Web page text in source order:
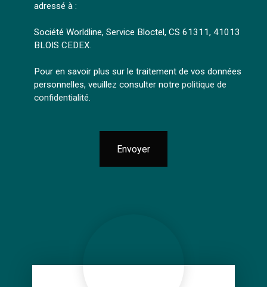
adressé à :
Société Worldline, Service Bloctel, CS 61311, 41013
BLOIS CEDEX.
Pour en savoir plus sur le traitement de vos données
personnelles, veuillez consulter notre politique de
confidentialité.
Envoyer